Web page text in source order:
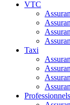
VTC
Taxi
Professionnels